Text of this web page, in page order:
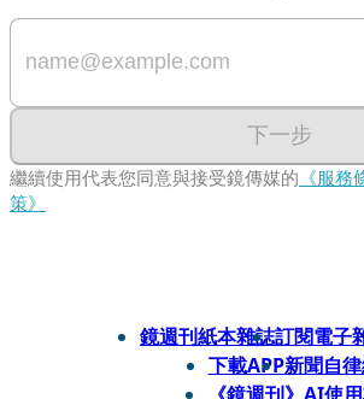
下一步
繼續使用代表您同意與接受鏡傳媒的 《服務
策》
鏡週刊紙本雜誌訂閱電子
下載APP新聞自